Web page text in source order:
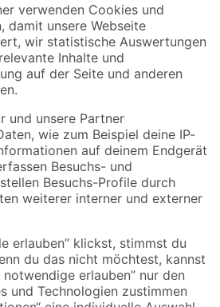
und Aktionen mehr verpassen!
Versandarten